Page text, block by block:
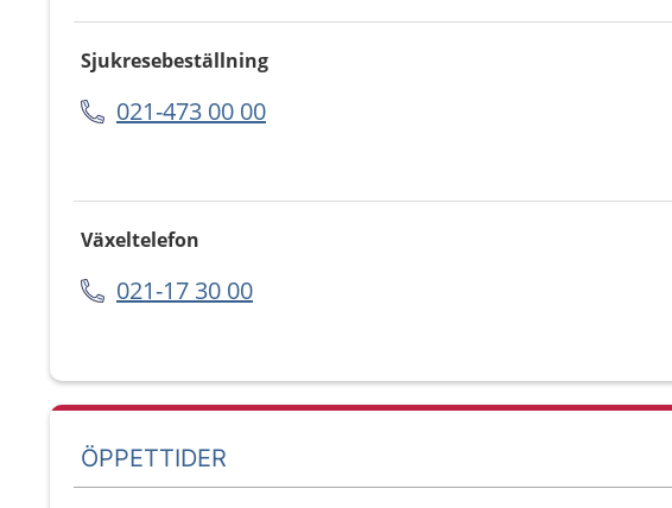
Sjukresebeställning
021-473 00 00
Växeltelefon
021-17 30 00
ÖPPETTIDER